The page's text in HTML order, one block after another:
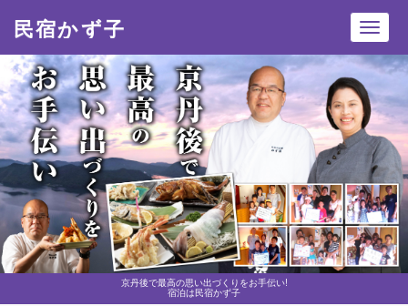
京丹後で最高の思い出づくりをお手伝い!
宿泊は民宿かず子
民宿かず子